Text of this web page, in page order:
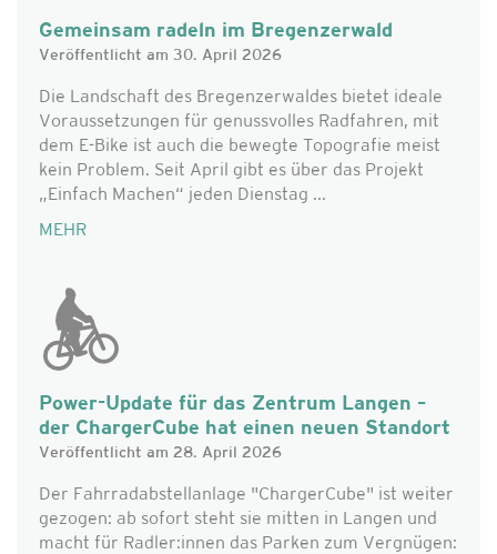
Gemeinsam radeln im Bregenzerwald
Veröffentlicht am 30. April 2026
Die Landschaft des Bregenzerwaldes bietet ideale
Voraussetzungen für genussvolles Radfahren, mit
dem E-Bike ist auch die bewegte Topografie meist
kein Problem. Seit April gibt es über das Projekt
„Einfach Machen“ jeden Dienstag ...
MEHR
Power-Update für das Zentrum Langen –
der ChargerCube hat einen neuen Standort
Veröffentlicht am 28. April 2026
Der Fahrradabstellanlage "ChargerCube" ist weiter
gezogen: ab sofort steht sie mitten in Langen und
macht für Radler:innen das Parken zum Vergnügen: